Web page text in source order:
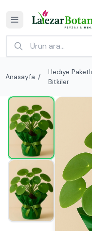
Anasayfa /
Hediye Paketli
Bitkiler